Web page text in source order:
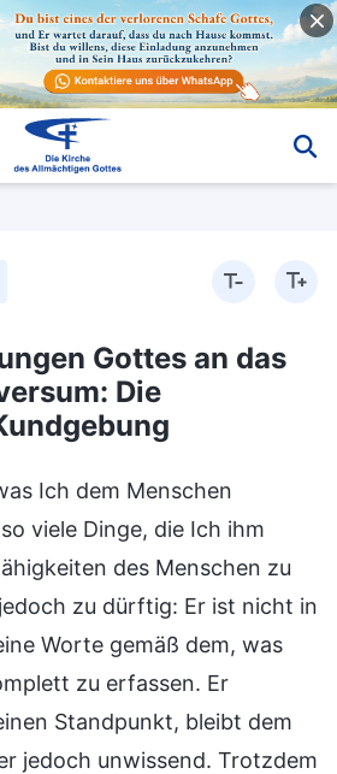
Gottes an das
Die
Ich dem Menschen
viele Dinge, die Ich ihm
des Menschen zu
zu dürftig: Er ist nicht in
Worte gemäß dem, was
zu erfassen. Er
Standpunkt, bleibt dem
jedoch unwissend. Trotzdem